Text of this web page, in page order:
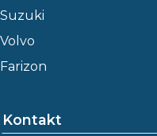
Suzuki
Volvo
Farizon
Kontakt